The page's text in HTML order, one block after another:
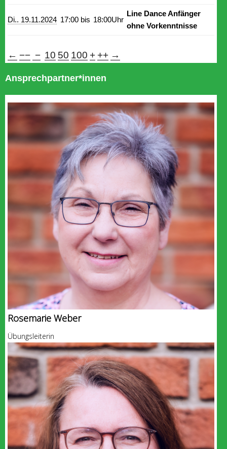
Di.. 19.11.2024 17:00 bis 18:00Uhr
Line Dance Anfänger
ohne Vorkenntnisse
← −− − 10 50 100 + ++ →
Ansprechpartner*innen
Rosemarie Weber
Übungsleiterin